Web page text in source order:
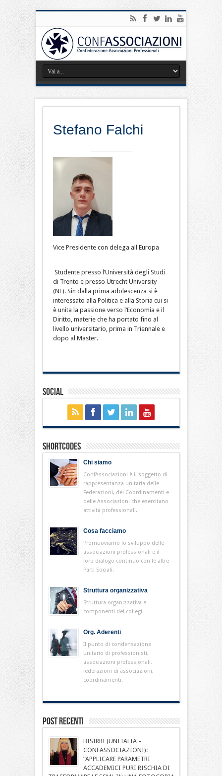
Stefano Falchi
Vice Presidente con delega all'Europa
Studente presso l’Università degli Studi
di Trento e presso Utrecht University
(NL). Sin dalla prima adolescenza si è
interessato alla Politica e alla Storia cui si
è unita la passione verso l’Economia e il
Diritto, materie che ha portato fino al
livello universitario, prima in Triennale e
dopo al Master.
Social
Shortcodes
Chi siamo
ConfAssociazioni è il soggetto di
rappresentanza unitaria delle
Federazioni, dei Coordinamenti e
delle Associazioni che esercitano
attività professionali.
Cosa facciamo
Promuoviamo lo sviluppo delle
associazioni professionali e il
loro dialogo continuo con le altre
Parti Sociali.
Struttura organizzativa
Struttura organizzativa e
componenti dei collegi.
Org. Aderenti
Il punto di condensazione
unitario di professionisti,
associazioni professionali,
federazioni di associazioni,
coordinamenti.
Post Recenti
BISIRRI (UNITALIA –
CONFASSOCIAZIONI):
“APPLICARE PARAMETRI
ACCADEMICI PURI RISCHIA DI